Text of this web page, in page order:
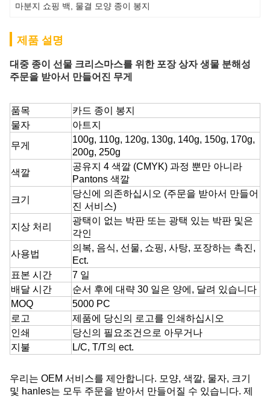
마분지 쇼핑 백 물결 모양 종이 봉지
제품 설명
대중 종이 선물 크리스마스를 위한 포장 상자 생물 분해성
주문을 받아서 만들어진 무게
품목
카드 종이 봉지
물자
아트지
무게
100g, 110g, 120g, 130g, 140g, 150g, 170g,
200g, 250g
색깔
공유지 4 색깔 (CMYK) 과정 뿐만 아니라
Pantons 색깔
크기
당신에 의존하십시오 (주문을 받아서 만들어
진 서비스)
지상 처리
광택이 없는 박판 또는 광택 있는 박판 및은
각인
사용법
의복, 음식, 선물, 쇼핑, 사탕, 포장하는 촉진,
Ect.
표본 시간
7 일
배달 시간
순서 후에 대략 30 일은 양에, 달려 있습니다
MOQ
5000 PC
로고
제품에 당신의 로고를 인쇄하십시오
인쇄
당신의 필요조건으로 아무거나
지불
L/C, T/T의 ect.
우리는 OEM 서비스를 제안합니다. 모양, 색깔, 물자, 크기
및 hanles는 모두 주문을 받아서 만들어질 수 있습니다. 제